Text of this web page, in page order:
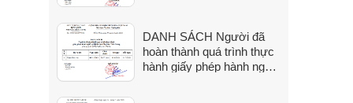
DANH SÁCH Người đã
hoàn thành quá trình thực
hành giấy phép hành nghề